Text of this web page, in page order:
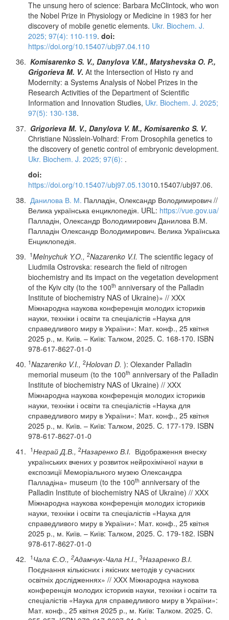
The unsung hero of science: Barbara McClintock, who won
the Nobel Prize in Physiology or Medicine in 1983 for her
discovery of mobile genetic elements. Ukr. Biochem. J.
2025; 97(4): 110-119. doi:
https://doi.org/10.15407/ubj97.04.110
Komisarenko S. V., Danylova V.M., Matyshevska O. P.,
Grigorieva M. V. At the Intersection of Histo ry and
Modernity: a Systems Analysis of Nobel Prizes in the
Research Activities of the Department of Scientific
Information and Innovation Studies, Ukr. Biochem. J. 2025;
97(5): 130-138.
Grigorieva M. V., Danylova V. M., Komisarenko S. V.
Christiane Nüsslein-Volhard: From Drosophila genetics to
the discovery of genetic control of embryonic development.
Ukr. Biochem. J. 2025; 97(6): .
doi:
https://doi.org/10.15407/ubj97.05.13010.15407/ubj97.06.
Данилова В. М. Палладін, Олександр Володимирович //
Велика українська енциклопедія. URL: https://vue.gov.ua/
Палладін, Олександр Володимирович Данилова В.М.
Палладін Олександр Володимирович. Велика Українська
Енциклопедія.
1Melnychuk Y.O., 2Nazarenko V.I. The scientific legacy of
Liudmila Ostrovska: research the field of nitrogen
biochemistry and its impact on the vegetation development
of the Kyiv city (to the 100th anniversary of the Palladin
Institute of biochemistry NAS of Ukraine)» // ХXХ
Міжнародна наукова конференція молодих істориків
науки, техніки і освіти та спеціалістів «Наука для
справедливого миру в України»: Мат. конф., 25 квітня
2025 р., м. Київ. – Київ: Талком, 2025. C. 168-170. ISBN
978-617-8627-01-0
1Nazarenko V.I., 2Holovan D. ): Olexander Palladin
memorial museum (to the 100th anniversary of the Palladin
Institute of biochemistry NAS of Ukraine) // ХXХ
Міжнародна наукова конференція молодих істориків
науки, техніки і освіти та спеціалістів «Наука для
справедливого миру в України»: Мат. конф., 25 квітня
2025 р., м. Київ. – Київ: Талком, 2025. C. 177-179. ISBN
978-617-8627-01-0
1Неграй Д.В., 2Назаренко В.І. Відображення внеску
українських вчених у розвиток нейрохімічної науки в
експозиції Меморіального музею Олександра
Палладіна» museum (to the 100th anniversary of the
Palladin Institute of biochemistry NAS of Ukraine) // ХXХ
Міжнародна наукова конференція молодих істориків
науки, техніки і освіти та спеціалістів «Наука для
справедливого миру в України»: Мат. конф., 25 квітня
2025 р., м. Київ. – Київ: Талком, 2025. C. 179-182. ISBN
978-617-8627-01-0
1 Чала Є.О., 2Адамчук-Чала Н.І., 3Назаренко В.І.
Поєднання кількісних і якісних методів у сучасних
освітніх дослідженнях» // ХXХ Міжнародна наукова
конференція молодих істориків науки, техніки і освіти та
спеціалістів «Наука для справедливого миру в України»:
Мат. конф., 25 квітня 2025 р., м. Київ: Талком. 2025. C.